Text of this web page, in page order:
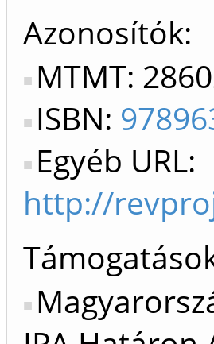
Azonosítók
MTMT:
ISBN:
Egyéb URL:
http://